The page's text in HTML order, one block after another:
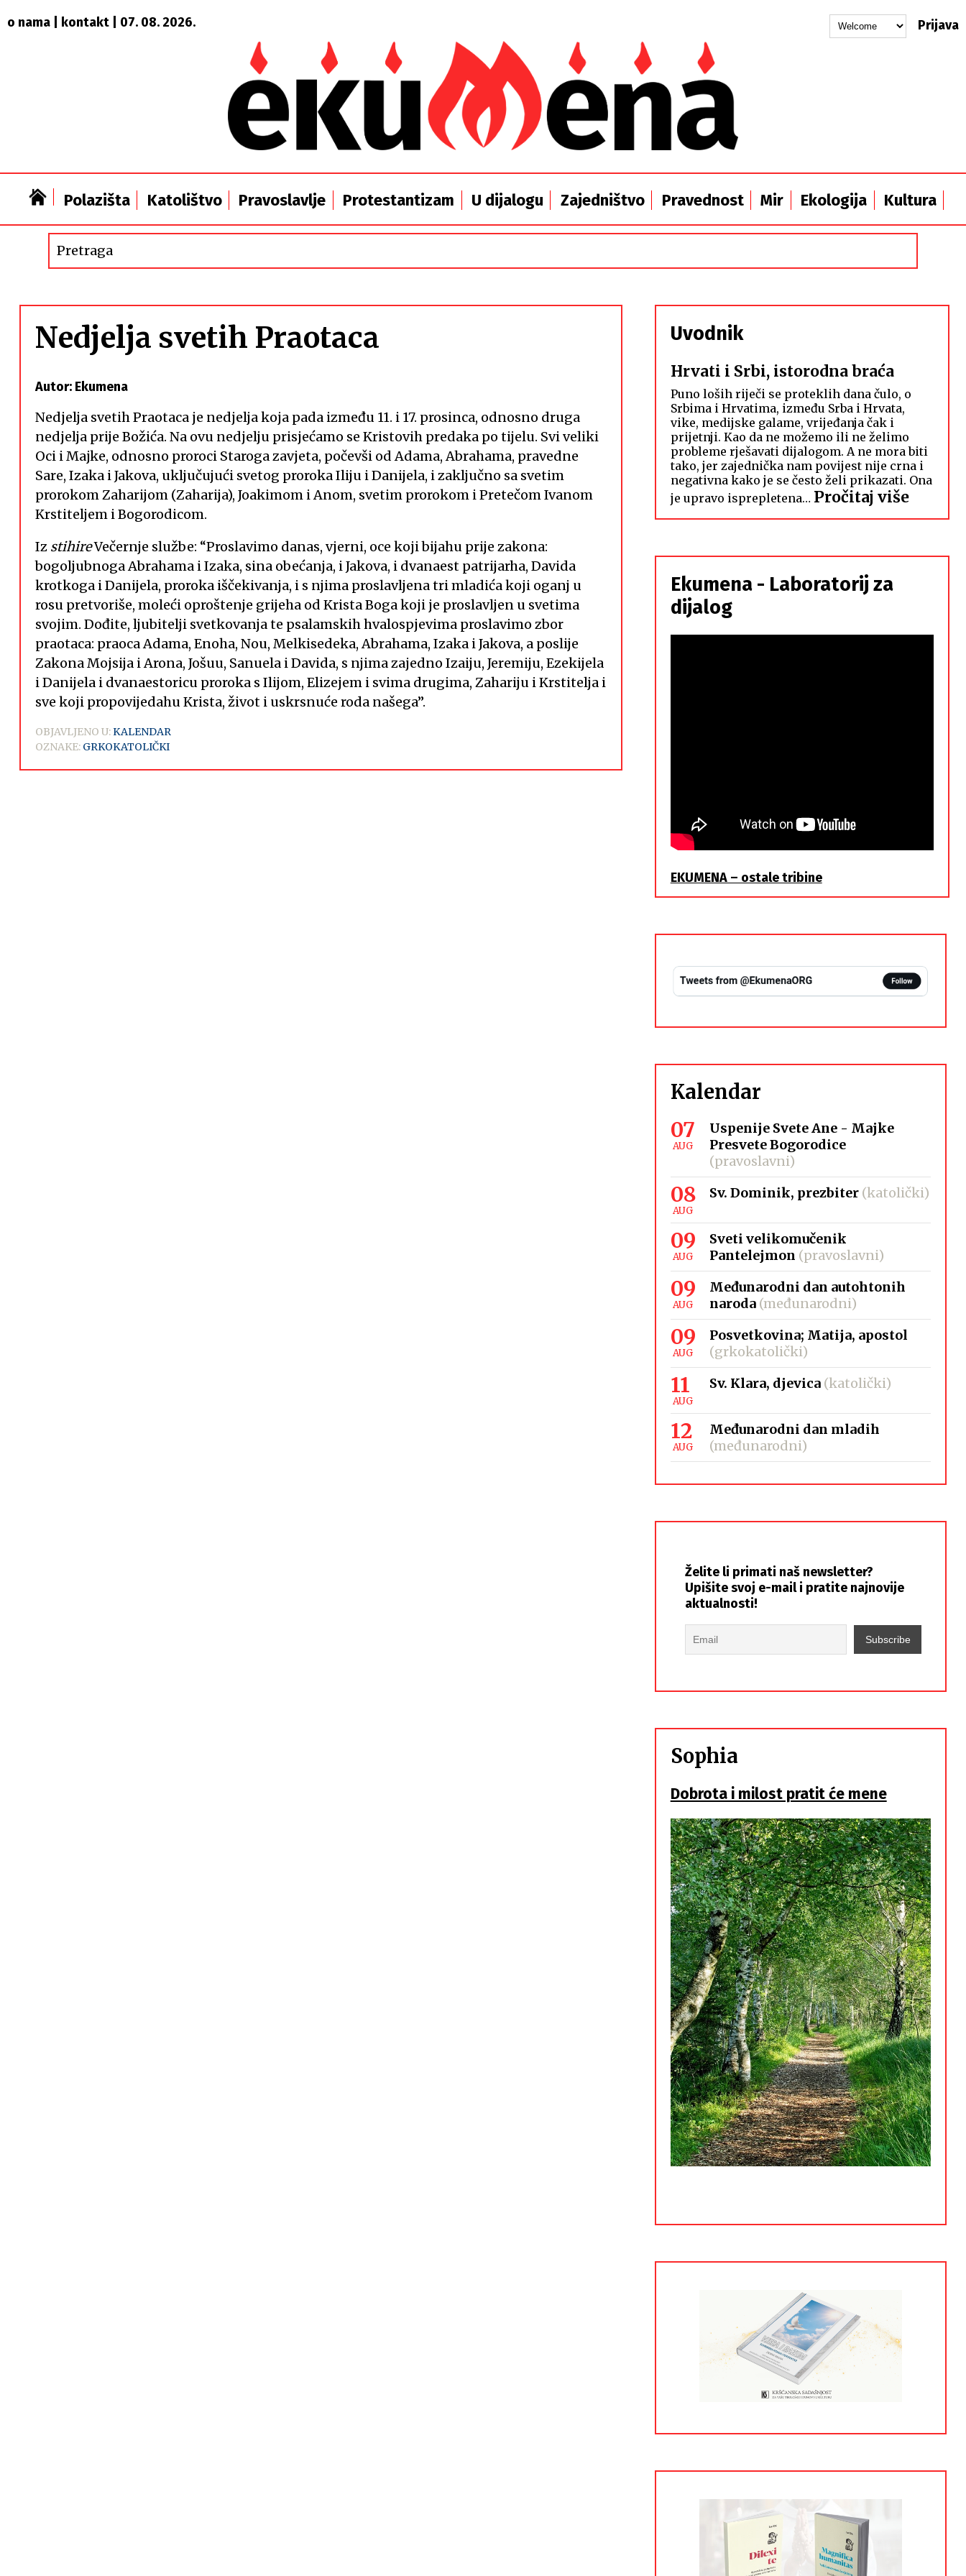
o nama kontakt | 07. 08. 2026. Prijava
Polazišta Katolištvo Pravoslavlje Protestantizam U dijalogu Zajedništvo Pravednost Mir Ekologija Kultura
Nedjelja svetih Praotaca
Autor: Ekumena
Nedjelja svetih Praotaca je nedjelja koja pada između 11. i 17. prosinca, odnosno druga
nedjelja prije Božića. Na ovu nedjelju prisjećamo se Kristovih predaka po tijelu. Svi veliki
Oci i Majke, odnosno proroci Staroga zavjeta, počevši od Adama, Abrahama, pravedne
Sare, Izaka i Jakova, uključujući svetog proroka Iliju i Danijela, i zaključno sa svetim
prorokom Zaharijom (Zaharija), Joakimom i Anom, svetim prorokom i Pretečom Ivanom
Krstiteljem i Bogorodicom.
Iz stihireVečernje službe: “Proslavimo danas, vjerni, oce koji bijahu prije zakona:
bogoljubnoga Abrahama i Izaka, sina obećanja, i Jakova, i dvanaest patrijarha, Davida
krotkoga i Danijela, proroka iščekivanja, i s njima proslavljena tri mladića koji oganj u
rosu pretvoriše, moleći oproštenje grijeha od Krista Boga koji je proslavljen u svetima
svojim. Dođite, ljubitelji svetkovanja te psalamskih hvalospjevima proslavimo zbor
praotaca: praoca Adama, Enoha, Nou, Melkisedeka, Abrahama, Izaka i Jakova, a poslije
Zakona Mojsija i Arona, Jošuu, Sanuela i Davida, s njima zajedno Izaiju, Jeremiju, Ezekijela
i Danijela i dvanaestoricu proroka s Ilijom, Elizejem i svima drugima, Zahariju i Krstitelja i
sve koji propovijedahu Krista, život i uskrsnuće roda našega”.
OBJAVLJENO U:KALENDAR
OZNAKE: GRKOKATOLIČKI
Uvodnik
Hrvati i Srbi, istorodna braća
Puno loših riječi se proteklih dana čulo, o
Srbima i Hrvatima, između Srba i Hrvata,
vike, medijske galame, vrijeđanja čak i
prijetnji. Kao da ne možemo ili ne želimo
probleme rješavati dijalogom. A ne mora biti
tako, jer zajednička nam povijest nije crna i
negativna kako je se često želi prikazati. Ona
je upravo isprepletena… Pročitaj više:
Hrvati
Srbi,
Ekumena - Laboratorij za
dijalog
EKUMENA – ostale tribine
Kalendar
07
AUG
Uspenije Svete Ane - Majke
Presvete Bogorodice
(pravoslavni)
08
AUG
Sv. Dominik, prezbiter (katolički)
09
AUG
Sveti velikomučenik
Pantelejmon (pravoslavni)
09
AUG
Međunarodni dan autohtonih
naroda (međunarodni)
09
AUG
Posvetkovina; Matija, apostol
(grkokatolički)
11
AUG
Sv. Klara, djevica (katolički)
12
AUG
Međunarodni dan mladih
(međunarodni)
Želite li primati naš newsletter?
Upišite svoj e-mail i pratite najnovije
aktualnosti!
Sophia
Dobrota i milost pratit će mene